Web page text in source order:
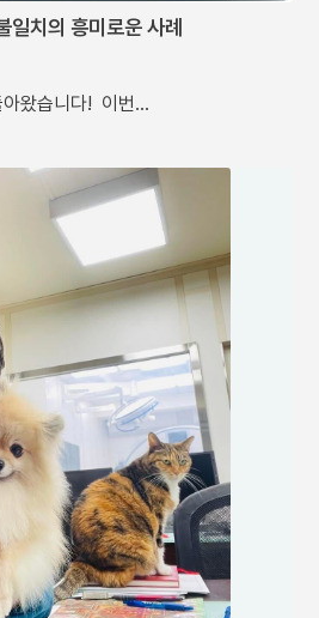
치의 흥미로운 사례
아왔습니다! 이번…